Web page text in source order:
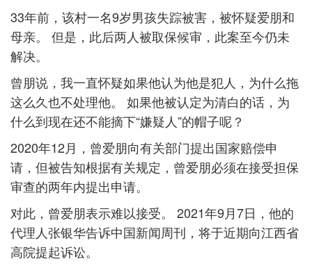
33年前，该村一名9岁男孩失踪被害，被怀疑爱朋和
母亲。 但是，此后两人被取保候审，此案至今仍未
解决。
曾朋说，我一直怀疑如果他认为他是犯人，为什么拖
这么久也不处理他。 如果他被认定为清白的话，为
什么到现在还不能摘下“嫌疑人”的帽子呢？
2020年12月，曾爱朋向有关部门提出国家赔偿申
请，但被告知根据有关规定，曾爱朋必须在接受担保
审查的两年内提出申请。
对此，曾爱朋表示难以接受。 2021年9月7日，他的
代理人张银华告诉中国新闻周刊，将于近期向江西省
高院提起诉讼。